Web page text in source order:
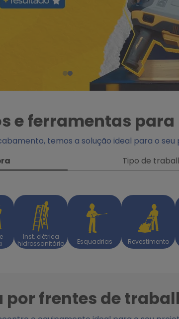
e ferramentas
temos a solução ideal para o seu
Inst. elétrica
hidrossanitária
Esquadrias Revestimento
Tipo de
por frentes de